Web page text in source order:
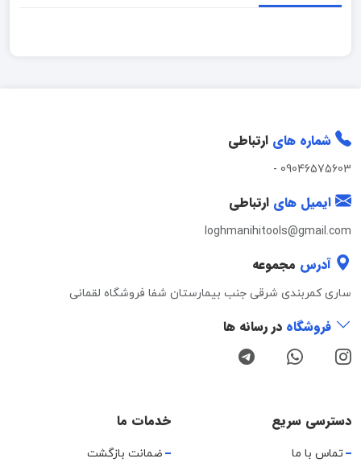
شماره های ارتباطی
09046575603
-
ایمیل های ارتباطی
loghmanihitools@gmail.com
آدرس مجموعه
ساری کمربندی شرقی جنب بیمارستان شفا فروشگاه لقمانی
فروشگاه در رسانه ها
دسترسی سریع
تماس با ما
خدمات ما
ضمانت بازگشت